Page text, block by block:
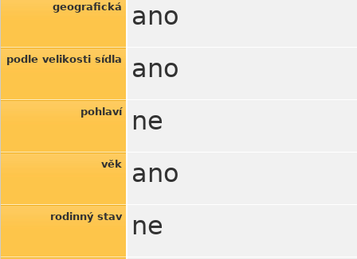
geografická ano
podle velikosti sídla ano
pohlaví ne
věk ano
rodinný stav ne